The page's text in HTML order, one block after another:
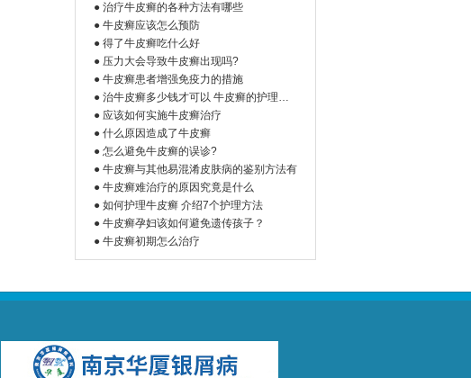
● 治疗牛皮癣的各种方法有哪些
● 牛皮癣应该怎么预防
● 得了牛皮癣吃什么好
● 压力大会导致牛皮癣出现吗?
● 牛皮癣患者增强免疫力的措施
● 治牛皮癣多少钱才可以 牛皮癣的护理措
施● 应该如何实施牛皮癣治疗
● 什么原因造成了牛皮癣
● 怎么避免牛皮癣的误诊?
● 牛皮癣与其他易混淆皮肤病的鉴别方法有
● 牛皮癣难治疗的原因究竟是什么
● 如何护理牛皮癣 介绍7个护理方法
● 牛皮癣孕妇该如何避免遗传孩子？
● 牛皮癣初期怎么治疗